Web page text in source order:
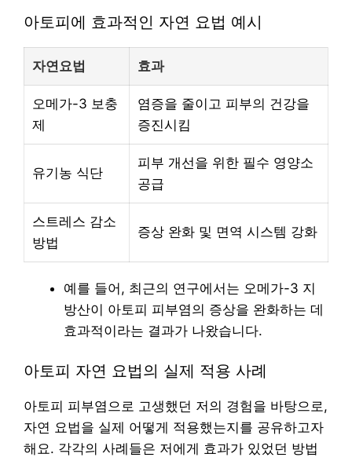
아토피에 효과적인 자연 요법 예시
자연요법 효과
오메가-3 보충
제
염증을 줄이고 피부의 건강을
증진시킴
유기농 식단
피부 개선을 위한 필수 영양소
공급
스트레스 감소
방법
증상 완화 및 면역 시스템 강화
예를 들어, 최근의 연구에서는 오메가-3 지
방산이 아토피 피부염의 증상을 완화하는 데
효과적이라는 결과가 나왔습니다.
아토피 자연 요법의 실제 적용 사례
아토피 피부염으로 고생했던 저의 경험을 바탕으로,
자연 요법을 실제 어떻게 적용했는지를 공유하고자
해요. 각각의 사례들은 저에게 효과가 있었던 방법